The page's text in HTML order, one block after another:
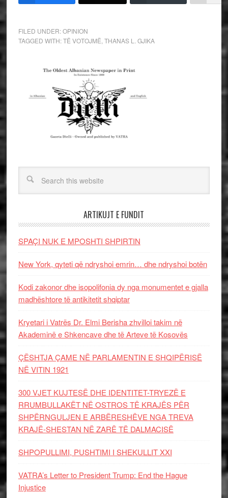
FILED UNDER:OPINION
TAGGED WITH:TË VOTOJMË THANAS L. GJIKA
ARTIKUJT E FUNDIT
SPAÇI NUK E MPOSHTI SHPIRTIN
New York, qyteti që ndryshoi emrin… dhe ndryshoi botën
Kodi zakonor dhe isopolifonia dy nga monumentet e gjalla
madhështore të antikitetit shqiptar
Kryetari i Vatrës Dr. Elmi Berisha zhvilloi takim në
Akademinë e Shkencave dhe të Arteve të Kosovës
ÇËSHTJA ÇAME NË PARLAMENTIN E SHQIPËRISË
NË VITIN 1921
300 VJET KUJTESË DHE IDENTITET-TRYEZË E
RRUMBULLAKËT NË OSTROS TË KRAJËS PËR
SHPËRNGULJEN E ARBËRESHËVE NGA TREVA
KRAJË-SHESTAN NË ZARË TË DALMACISË
SHPOPULLIMI, PUSHTIMI I SHEKULLIT XXI
VATRA’s Letter to President Trump: End the Hague
Injustice